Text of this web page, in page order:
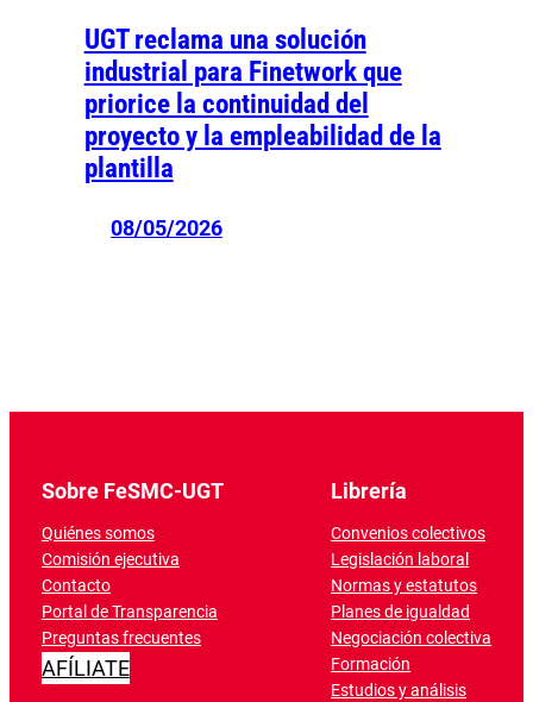
UGT reclama una solución
industrial para Finetwork que
priorice la continuidad del
proyecto y la empleabilidad de la
plantilla
08/05/2026
Sobre FeSMC-UGT
Quiénes somos
Comisión ejecutiva
Contacto
Portal de Transparencia
Preguntas frecuentes
AFÍLIATE
Librería
Convenios colectivos
Legislación laboral
Normas y estatutos
Planes de igualdad
Negociación colectiva
Formación
Estudios y análisis